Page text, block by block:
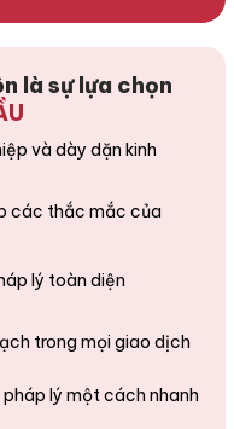
là sự lựa chọn
và dày dặn kinh
các thắc mắc của
lý toàn diện
trong mọi giao dịch
lý một cách nhanh